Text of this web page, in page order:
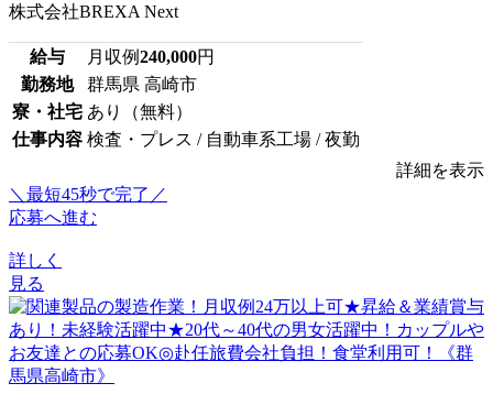
株式会社BREXA Next
給与 月収例240,000円
勤務地
群馬県 高崎市
寮・社宅 あり（無料）
仕事内容 検査・プレス / 自動車系工場 / 夜勤
詳細を表示
＼最短45秒で完了／
応募へ進む
詳しく
見る